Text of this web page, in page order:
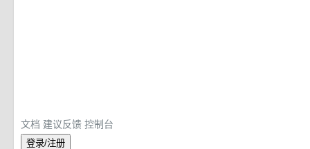
文档 建议反馈 控制台
登录/注册